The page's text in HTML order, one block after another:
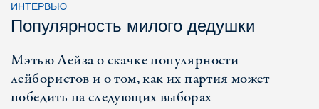
ИНТЕРВЬЮ
Популярность милого дедушки
Мэтью Лейза о скачке популярности
лейбористов и о том, как их партия может
победить на следующих выборах